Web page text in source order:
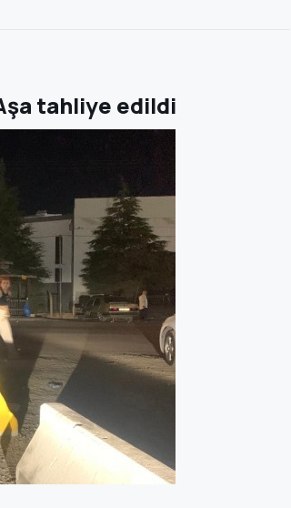
tahliye edildi